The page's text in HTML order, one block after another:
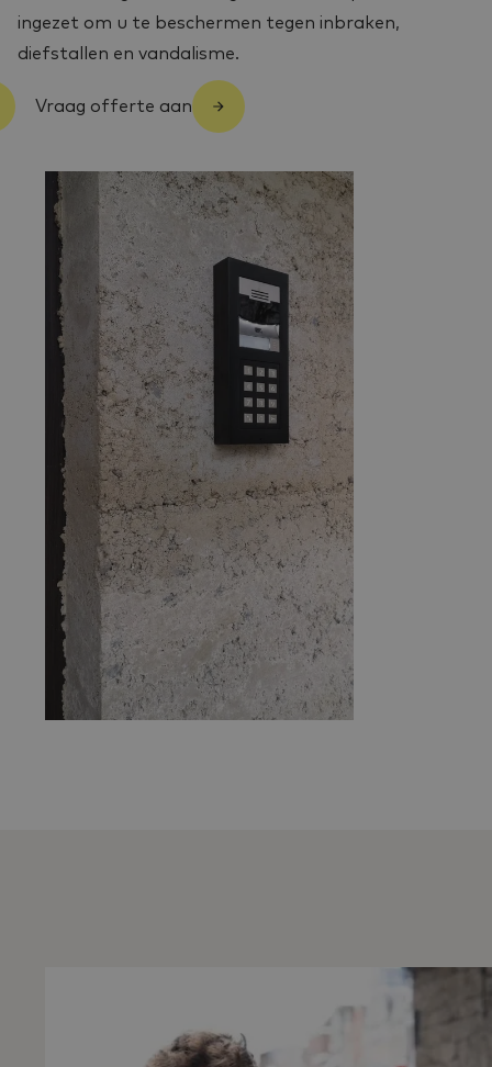
ingezet om u te beschermen tegen inbraken,
diefstallen en vandalisme.
Vraag offerte aan